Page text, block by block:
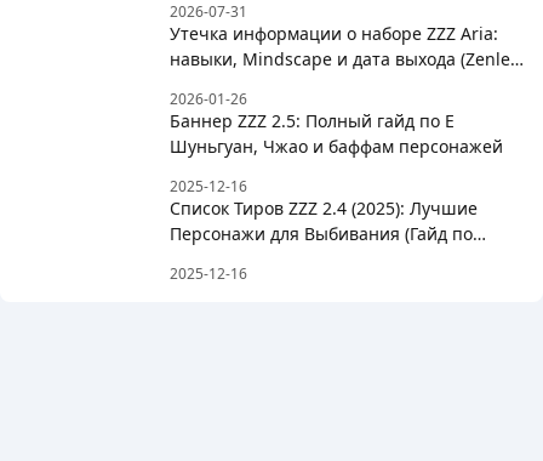
2026-07-31
Утечка информации о наборе ZZZ Aria:
навыки, Mindscape и дата выхода (Zenless
2026-01-26
Баннер ZZZ 2.5: Полный гайд по Е
Шуньгуан, Чжао и баффам персонажей
2025-12-16
Список Тиров ZZZ 2.4 (2025): Лучшие
Персонажи для Выбивания (Гайд по
2025-12-16